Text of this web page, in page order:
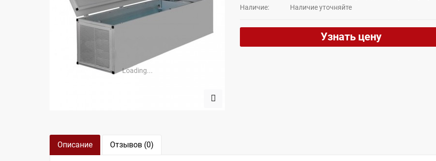
Loading...
Наличие:
Hаличие уточняйте
Узнать цену
Описание Отзывов (0)